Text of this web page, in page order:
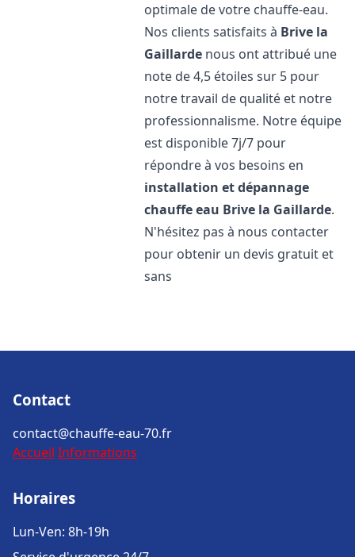
optimale de votre chauffe-eau.
Nos clients satisfaits à Brive la
Gaillarde nous ont attribué une
note de 4,5 étoiles sur 5 pour
notre travail de qualité et notre
professionnalisme. Notre équipe
est disponible 7j/7 pour
répondre à vos besoins en
installation et dépannage
chauffe eau Brive la Gaillarde.
N'hésitez pas à nous contacter
pour obtenir un devis gratuit et
sans
Contact
contact@chauffe-eau-70.fr
Accueil Informations
Horaires
Lun-Ven: 8h-19h